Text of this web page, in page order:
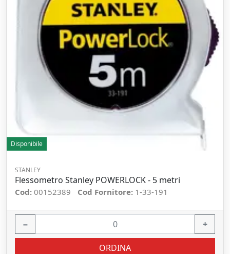
Disponibile
STANLEY
Flessometro Stanley POWERLOCK - 5 metri
Cod: 00152389 Cod Fornitore: 1-33-191
− +
ORDINA